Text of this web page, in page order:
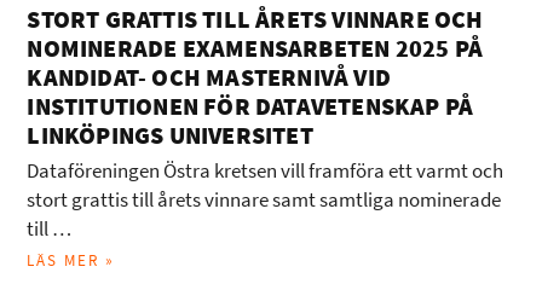
STORT GRATTIS TILL ÅRETS VINNARE OCH
NOMINERADE EXAMENSARBETEN 2025 PÅ
KANDIDAT- OCH MASTERNIVÅ VID
INSTITUTIONEN FÖR DATAVETENSKAP PÅ
LINKÖPINGS UNIVERSITET
Dataföreningen Östra kretsen vill framföra ett varmt och
stort grattis till årets vinnare samt samtliga nominerade
till …
LÄS MER »